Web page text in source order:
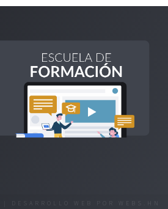
DESARROLLO WEB POR WEBS.HN